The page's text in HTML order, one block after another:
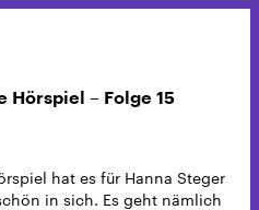
Hörspiel – Folge 15
hat es für Hanna Steger
in sich. Es geht nämlich